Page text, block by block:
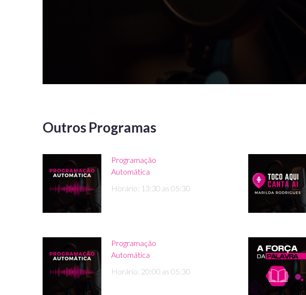
Outros Programas
Programação
Automática
Horário: 13:30 as 05:30
Programação
Automática
Horário: 20:00 as 05:30